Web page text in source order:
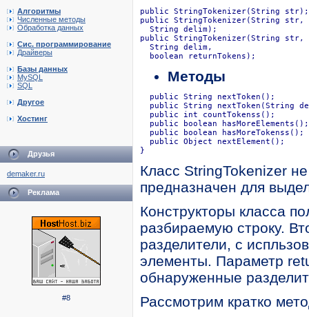
Алгоритмы
Численные методы
Обработка данных
Сис. программирование
Драйверы
Базы данных
MySQL
SQL
Другое
Хостинг
Друзья
demaker.ru
Реклама
#8
public StringTokenizer(String str);
public StringTokenizer(String str,
  String delim);
public StringTokenizer(String str,
  String delim,
  boolean returnTokens);
Методы
  public String nextToken();
public String nextToken(String
  public int countTokenss();
  public boolean hasMoreElements();
  public boolean hasMoreTokenss();
  public Object nextElement();
}
Класс StringTokenizer
предназначен для
Конструкторы класса
разбираемую строку.
разделители, с
элементы. Параметр
обнаруженные
Рассмотрим кратко